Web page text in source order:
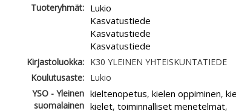
Tuoteryhmät:
Lukio
Kasvatustiede
Kasvatustiede
Kasvatustiede
Kirjastoluokka:
K30 YLEINEN YHTEISKUNTATIEDE
Koulutusaste:
Lukio
YSO - Yleinen
suomalainen
kieltenopetus, kielen oppiminen,
kielet, toiminnalliset menetelmät,